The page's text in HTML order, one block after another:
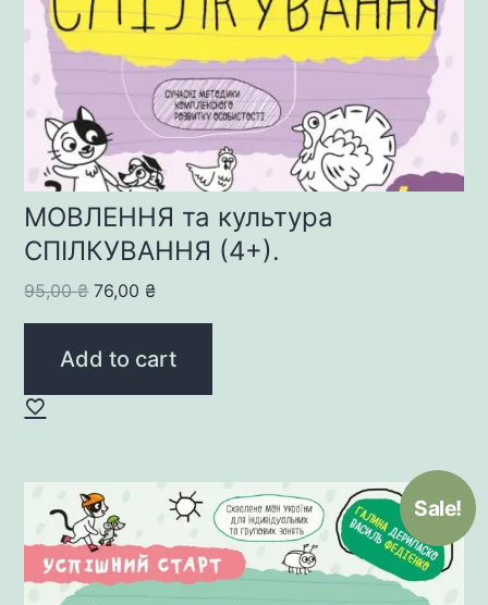
МОВЛЕННЯ та культура
СПІЛКУВАННЯ (4+).
95,00₴ Original
price
was:
76,00₴Current
price
is:
Add to cart
Sale!